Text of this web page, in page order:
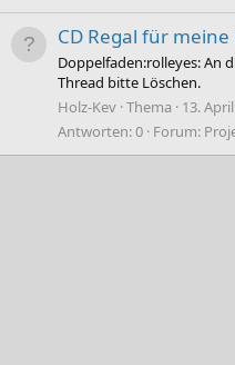
CD Regal für meine
Doppelfaden:rolleyes: An
Thread bitte Löschen.
Holz-Kev Thema 13.
Antworten: 0 Forum: